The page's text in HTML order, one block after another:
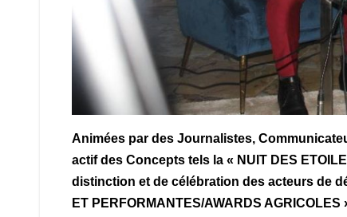
Animées par des Journalistes,
actif des Concepts tels la « NUIT DES
distinction et de célébration des acteurs de
ET PERFORMANTES/AWARDS